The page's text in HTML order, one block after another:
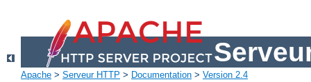
Apache > Serveur HTTP > Documentation > Version 2.4